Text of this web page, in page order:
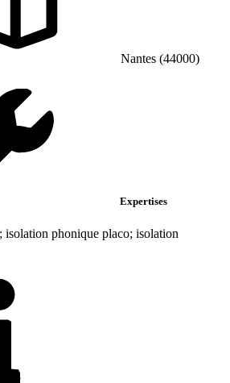
Nantes (44000)
Expertises
isolation phonique placo; isolation